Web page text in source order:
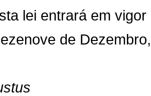
lei entrará em
de